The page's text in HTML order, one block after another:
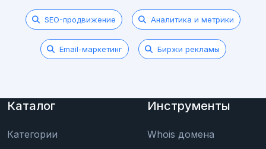
SEO-продвижение Аналитика и метрики
Email-маркетинг Биржи рекламы
Каталог
Категории
Инструменты
Whois домена